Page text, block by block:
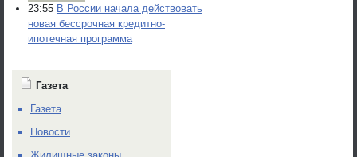
23:55 В России начала действовать
новая бессрочная кредитно-
ипотечная программа
Газета
Газета
Новости